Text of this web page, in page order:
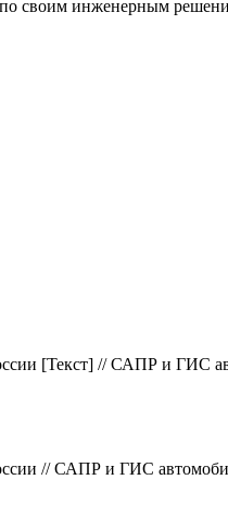
по своим инженерным
[Текст] // САПР и
// САПР и ГИС